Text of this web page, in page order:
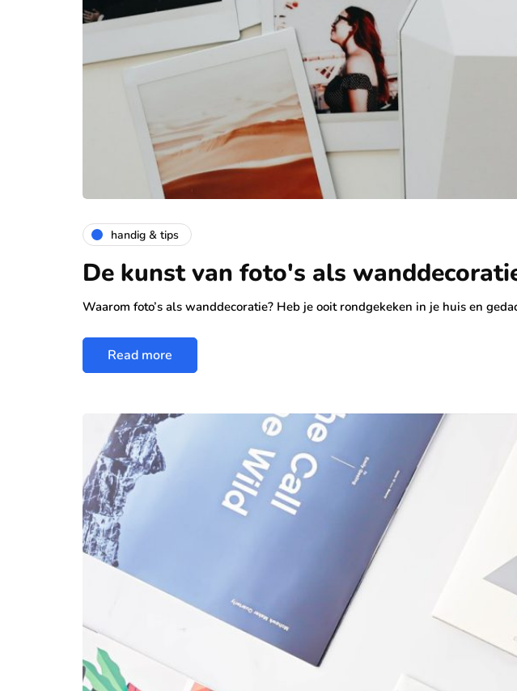
handig & tips
De kunst van foto's als
Waarom foto’s als wanddecoratie? Heb je ooit rondgekeken in je huis en
Read more